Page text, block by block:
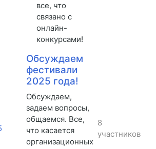
все, что
связано с
онлайн-
конкурсами!
Обсуждаем
фестивали
2025 года!
Обсуждаем,
задаем вопросы,
общаемся. Все,
что касается
организационных
8
участников